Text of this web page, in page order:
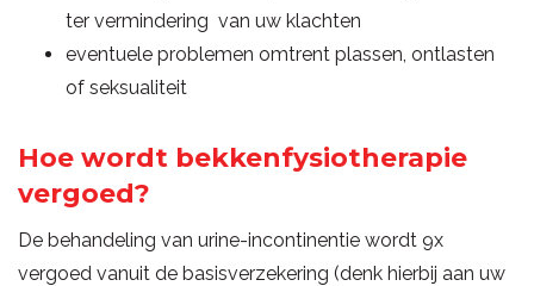
ter vermindering van uw klachten
eventuele problemen omtrent plassen, ontlasten
of seksualiteit
Hoe wordt bekkenfysiotherapie
vergoed?
De behandeling van urine-incontinentie wordt 9x
vergoed vanuit de basisverzekering (denk hierbij aan uw